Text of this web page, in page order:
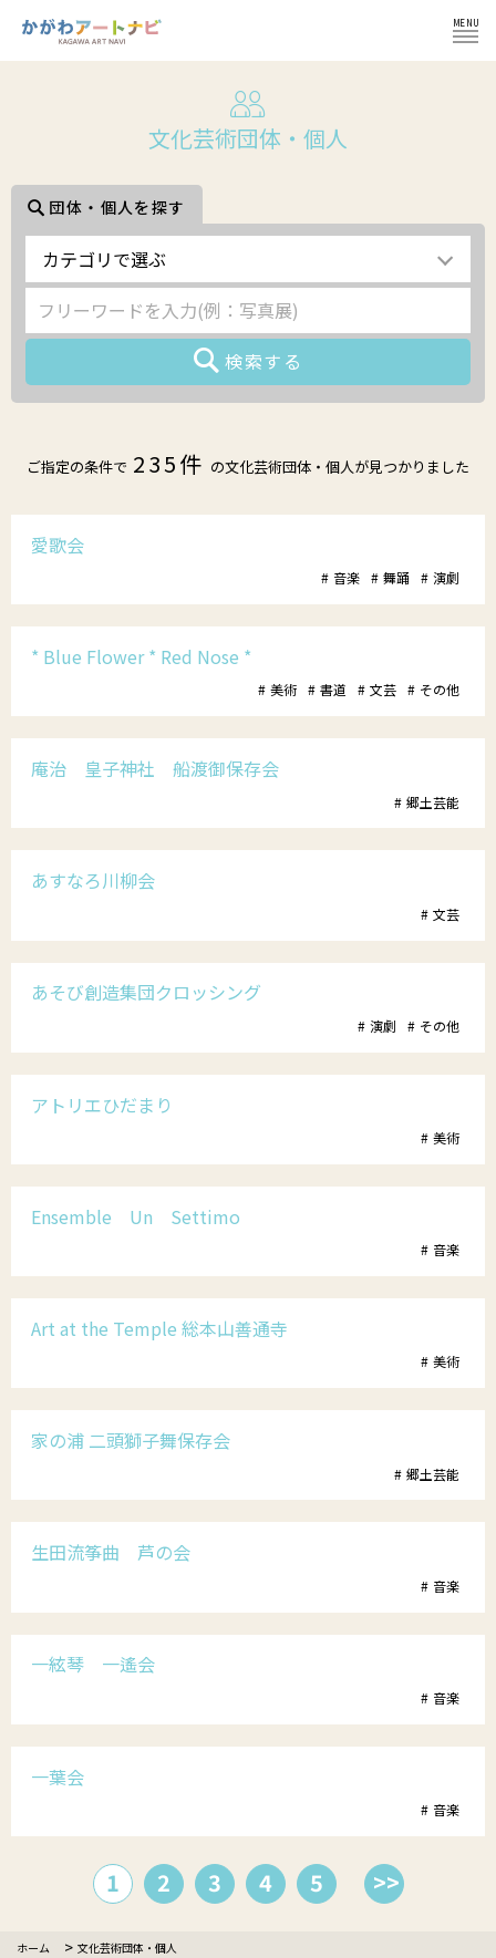
MENU
ログイン
NEWS
インフォメーション
イベント
会員登録せずにイベント登録
郵送でのイベント登録
文化芸術団体
文化芸術団体登録の流れ
香川漆芸作家＆知事表彰受賞者・団体
かがわ文化芸術祭
公演・行事一覧
かがわアート塾
参加公演・行事募集
ポスター原画募集
助成制度
讃岐の伝統文化保存振興枠
置県財団について
沿革・定款
予算決算
事業概要
役員紹介
お知らせ＆募集情報
プライバシーポリシー
SNS運用ポリシー
はじめての方
このサイトについて
さぬき映画祭
文化芸術団体・個人
団体・個人を探す
カテゴリで選ぶ
検索する
ご指定の条件で 235件 の文化芸術団体・個人が見つかりました
愛歌会
音楽 舞踊 演劇
* Blue Flower * Red Nose *
美術 書道 文芸 その他
庵治 皇子神社 船渡御保存会
郷土芸能
あすなろ川柳会
文芸
あそび創造集団クロッシング
演劇 その他
アトリエひだまり
美術
Ensemble Un Settimo
音楽
Art at the Temple 総本山善通寺
美術
家の浦 二頭獅子舞保存会
郷土芸能
生田流筝曲 芦の会
音楽
一絃琴 一遙会
音楽
一葉会
音楽
1 2 3 4 5 >>
ホーム 文化芸術団体・個人